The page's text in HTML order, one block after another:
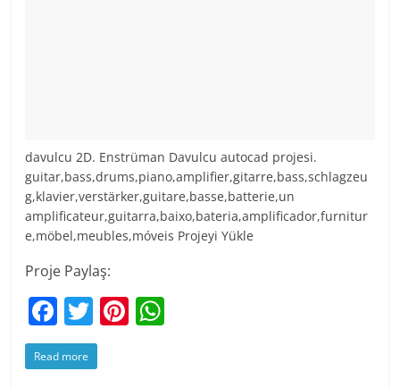
davulcu 2D. Enstrüman Davulcu autocad projesi.
guitar,bass,drums,piano,amplifier,gitarre,bass,schlagzeu
g,klavier,verstärker,guitare,basse,batterie,un
amplificateur,guitarra,baixo,bateria,amplificador,furnitur
e,möbel,meubles,móveis Projeyi Yükle
Proje Paylaş:
F
a
c
T
w
itt
Pi
Read more